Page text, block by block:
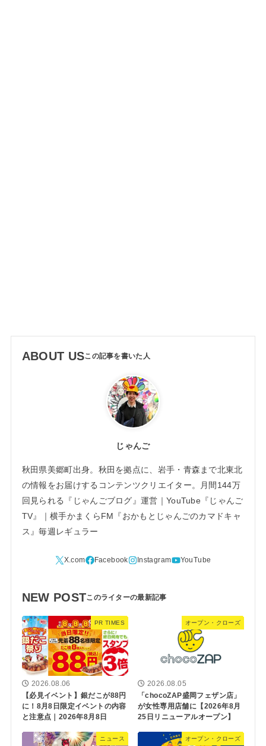
ABOUT US
じゃんご
秋田県美郷町出身。秋田を拠点に、岩手・青森まで北東北
の情報をお届けするコンテンツクリエイター。月間144万
回見られる『じゃんごブログ』運営｜YouTube『じゃんご
TV』｜横手かまくらFM『おかもとじゃんごのカマドキャ
ス』毎週レギュラー
NEW POST
PR TIMES
2026.08.06
【必見イベント】銀だこが88円
に！8月8日限定イベントの内容
と注意点｜2026年8月8日
オープン・クローズ
2026.08.05
「chocoZAP盛岡フェザン店」
が女性専用店舗に【2026年8月
25日リニューアルオープン】
ニュース オープン・クローズ